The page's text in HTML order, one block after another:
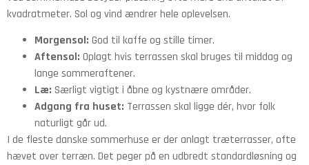
kvadratmeter. Sol og vind ændrer hele oplevelsen.
Morgensol: God til kaffe og stille timer.
Aftensol: Oplagt hvis terrassen skal bruges til middag og
lange sommeraftener.
Læ: Særligt vigtigt i åbne og kystnære områder.
Adgang fra huset: Terrassen skal ligge dér, hvor folk
naturligt går ud.
I de fleste danske sommerhuse er der anlagt træterrasser, ofte
hævet over terræn. Det peger på en udbredt standardløsning og